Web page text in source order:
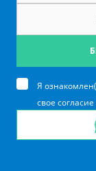
Я
свое